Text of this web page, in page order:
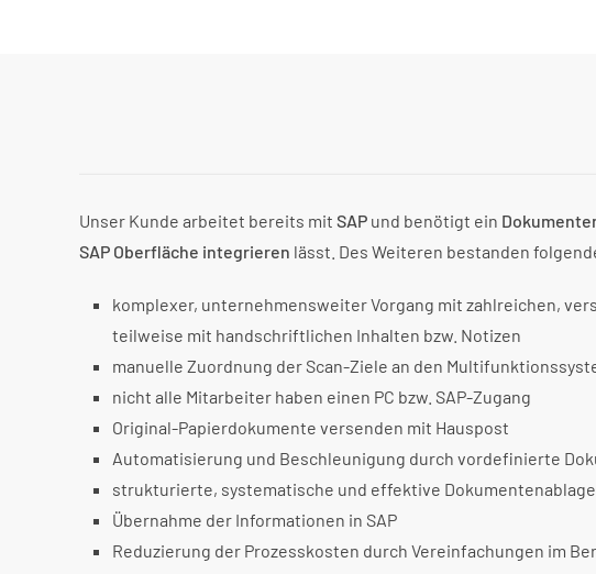
Unser Kunde arbeitet bereits mit SAP und benötigt ein
SAP Oberfläche integrieren lässt. Des Weiteren bestanden
komplexer, unternehmensweiter Vorgang mit zahlreichen,
teilweise mit handschriftlichen Inhalten bzw. Notizen
manuelle Zuordnung der Scan-Ziele an den
nicht alle Mitarbeiter haben einen PC bzw. SAP-Zugang
Original-Papierdokumente versenden mit Hauspost
Automatisierung und Beschleunigung durch vordefinierte
strukturierte, systematische und effektive
Übernahme der Informationen in SAP
Reduzierung der Prozesskosten durch Vereinfachungen im